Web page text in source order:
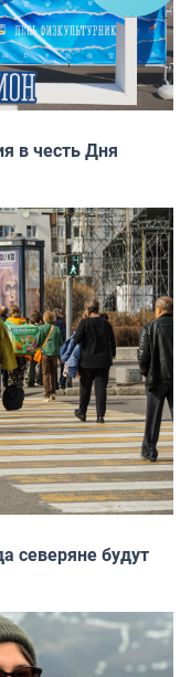
в честь Дня
северяне будут